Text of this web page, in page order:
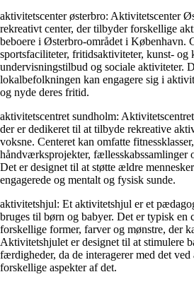
aktivitetscenter østerbro: Aktivitetscenter
rekreativt center, der tilbyder forskellige
beboere i Østerbro-området i København.
sportsfaciliteter, fritidsaktiviteter, kunst- og
undervisningstilbud og sociale aktiviteter.
lokalbefolkningen kan engagere sig i
og nyde deres fritid.
aktivitetscentret sundholm:
der er dedikeret til at tilbyde rekreative
voksne. Centeret kan omfatte
håndværksprojekter, fællesskabssamlinger
Det er designet til at støtte ældre
engagerede og mentalt og fysisk sunde.
aktivitetshjul: Et aktivitetshjul er et
bruges til børn og babyer. Det er typisk en
forskellige former, farver og mønstre, der
Aktivitetshjulet er designet til at stimulere
færdigheder, da de interagerer med det
forskellige aspekter af det.